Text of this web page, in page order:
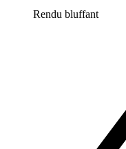
Rendu bluffant